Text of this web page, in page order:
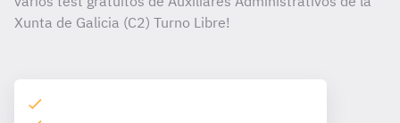
Xunta de Galicia (C2) Turno Libre!